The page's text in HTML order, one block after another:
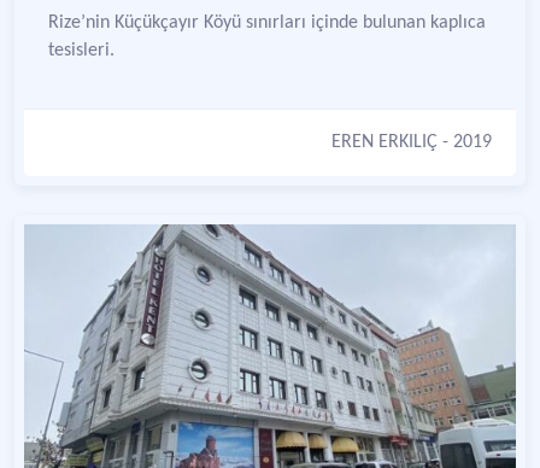
Rize’nin Küçükçayır Köyü sınırları içinde bulunan kaplıca
tesisleri.
EREN ERKILIÇ - 2019